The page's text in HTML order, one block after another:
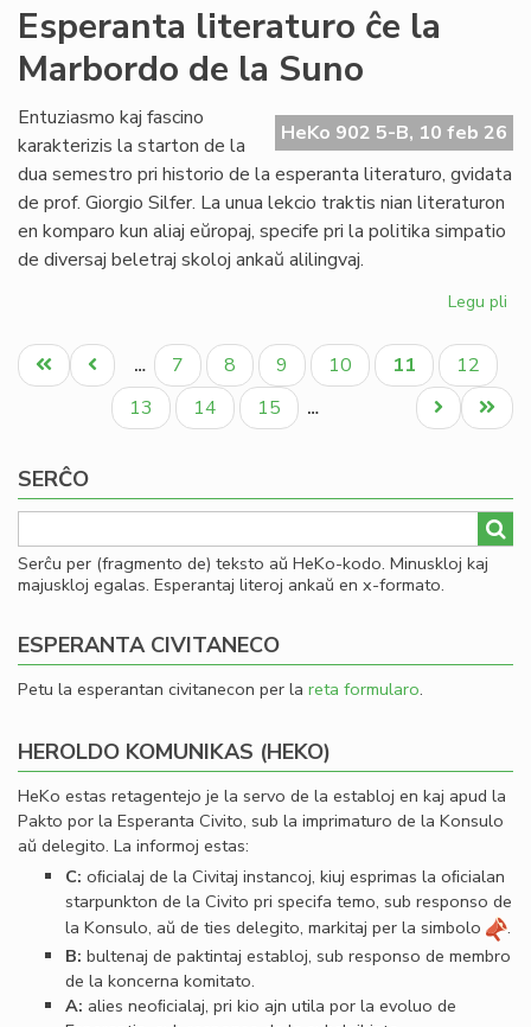
de
Esperanta literaturo ĉe la
Marbordo de la Suno
HeKo 902 5-B, 10 feb 26
Entuziasmo kaj fascino
karakterizis la starton de la
dua semestro pri historio de la esperanta literaturo, gvidata
de prof. Giorgio Silfer. La unua lekcio traktis nian literaturon
en komparo kun aliaj eŭropaj, specife pri la politika simpatio
de diversaj beletraj skoloj ankaŭ alilingvaj.
Legu pli
la
Pagination
Unua
paĝo
Antaŭa
paĝo
… Paĝo
7 Paĝo
8 Paĝo
9 Paĝo
10
Aktuala
paĝo
11 Paĝo
12
Paĝo
13 Paĝo
14 Paĝo
15 …
Last
page
Next
page
SERĈO
Serĉu per (fragmento de) teksto aŭ HeKo-kodo. Minuskloj kaj
majuskloj egalas. Esperantaj literoj ankaŭ en x-formato.
ESPERANTA CIVITANECO
Petu la esperantan civitanecon per la reta formularo.
HEROLDO KOMUNIKAS (HEKO)
HeKo estas retagentejo je la servo de la establoj en kaj apud la
Pakto por la Esperanta Civito, sub la imprimaturo de la Konsulo
aŭ delegito. La informoj estas:
C: oﬁcialaj de la Civitaj instancoj, kiuj esprimas la oﬁcialan
starpunkton de la Civito pri specifa temo, sub responso de
la Konsulo, aŭ de ties delegito, markitaj per la simbolo
.
B: bultenaj de paktintaj establoj, sub responso de membro
de la koncerna komitato.
A: alies neoﬁcialaj, pri kio ajn utila por la evoluo de